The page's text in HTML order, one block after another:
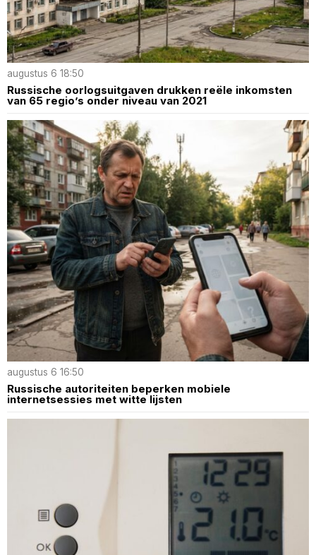
augustus 6 18:50
Russische oorlogsuitgaven drukken reële inkomsten
van 65 regio’s onder niveau van 2021
augustus 6 16:50
Russische autoriteiten beperken mobiele
internetsessies met witte lijsten